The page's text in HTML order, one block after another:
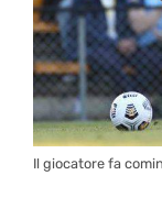
Il giocatore fa